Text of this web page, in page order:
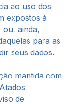
ao uso dos
expostos à
ou, ainda,
para as
seus dados.
mantida com
de